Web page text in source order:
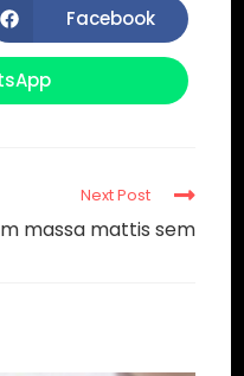
Facebook
Next Post
massa mattis sem